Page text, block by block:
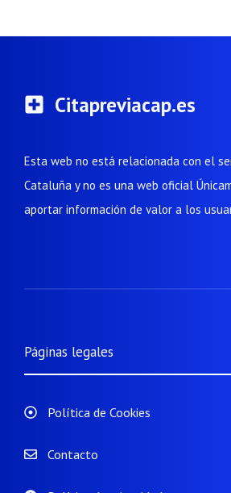
Citapreviacap.es
Esta web no está relacionada con el
Cataluña y no es una web oficial
aportar información de valor a los
Páginas legales
Política de Cookies
Contacto